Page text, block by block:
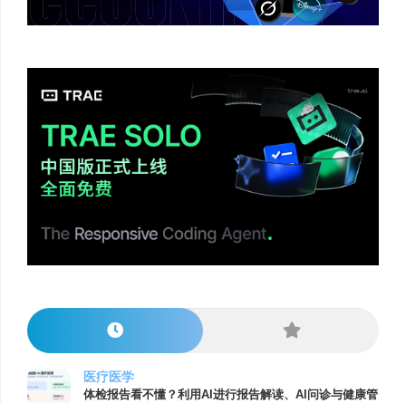
医疗医学
体检报告看不懂？利用AI进行报告解读、AI问诊与健康管